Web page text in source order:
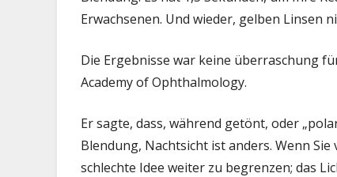
Erwachsenen. Und wieder, gelben Linsen
Die Ergebnisse war keine überraschung
Academy of Ophthalmology.
Er sagte, dass, während getönt, oder
Blendung, Nachtsicht ist anders. Wenn
schlechte Idee weiter zu begrenzen; das